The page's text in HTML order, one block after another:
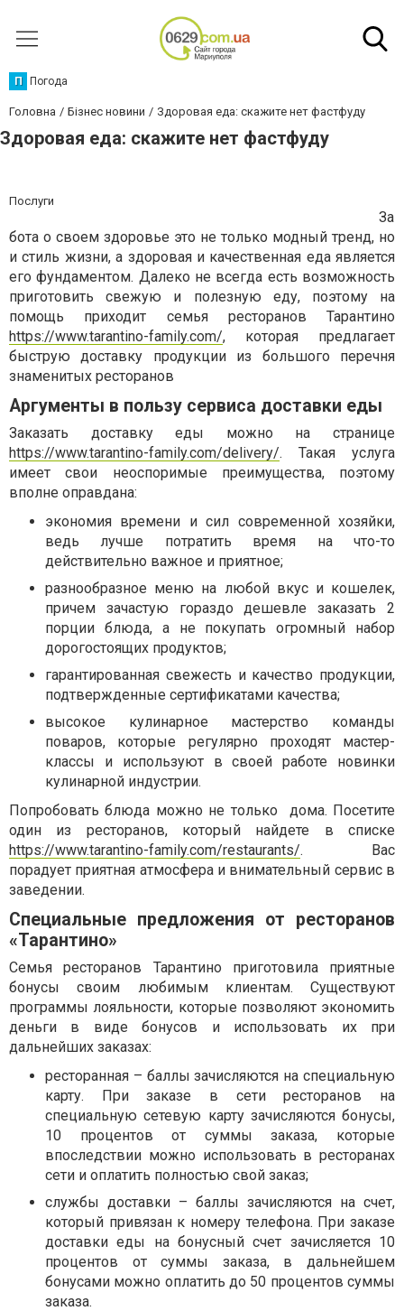
П Погода
Головна Бізнес новини Здоровая еда: скажите нет фастфуду
Здоровая еда: скажите нет фастфуду
Послуги
За
бота о своем здоровье это не только модный тренд, но
и стиль жизни, а здоровая и качественная еда является
его фундаментом. Далеко не всегда есть возможность
приготовить свежую и полезную еду, поэтому на
помощь приходит семья ресторанов Тарантино
https://www.tarantino-family.com/, которая предлагает
быструю доставку продукции из большого перечня
знаменитых ресторанов
Аргументы в пользу сервиса доставки еды
Заказать доставку еды можно на странице
https://www.tarantino-family.com/delivery/. Такая услуга
имеет свои неоспоримые преимущества, поэтому
вполне оправдана:
экономия времени и сил современной хозяйки,
ведь лучше потратить время на что-то
действительно важное и приятное;
разнообразное меню на любой вкус и кошелек,
причем зачастую гораздо дешевле заказать 2
порции блюда, а не покупать огромный набор
дорогостоящих продуктов;
гарантированная свежесть и качество продукции,
подтвержденные сертификатами качества;
высокое кулинарное мастерство команды
поваров, которые регулярно проходят мастер-
классы и используют в своей работе новинки
кулинарной индустрии.
Попробовать блюда можно не только дома. Посетите
один из ресторанов, который найдете в списке
https://www.tarantino-family.com/restaurants/. Вас
порадует приятная атмосфера и внимательный сервис в
заведении.
Специальные предложения от ресторанов
«Тарантино»
Семья ресторанов Тарантино приготовила приятные
бонусы своим любимым клиентам. Существуют
программы лояльности, которые позволяют экономить
деньги в виде бонусов и использовать их при
дальнейших заказах:
ресторанная – баллы зачисляются на специальную
карту. При заказе в сети ресторанов на
специальную сетевую карту зачисляются бонусы,
10 процентов от суммы заказа, которые
впоследствии можно использовать в ресторанах
сети и оплатить полностью свой заказ;
службы доставки – баллы зачисляются на счет,
который привязан к номеру телефона. При заказе
доставки еды на бонусный счет зачисляется 10
процентов от суммы заказа, в дальнейшем
бонусами можно оплатить до 50 процентов суммы
заказа.